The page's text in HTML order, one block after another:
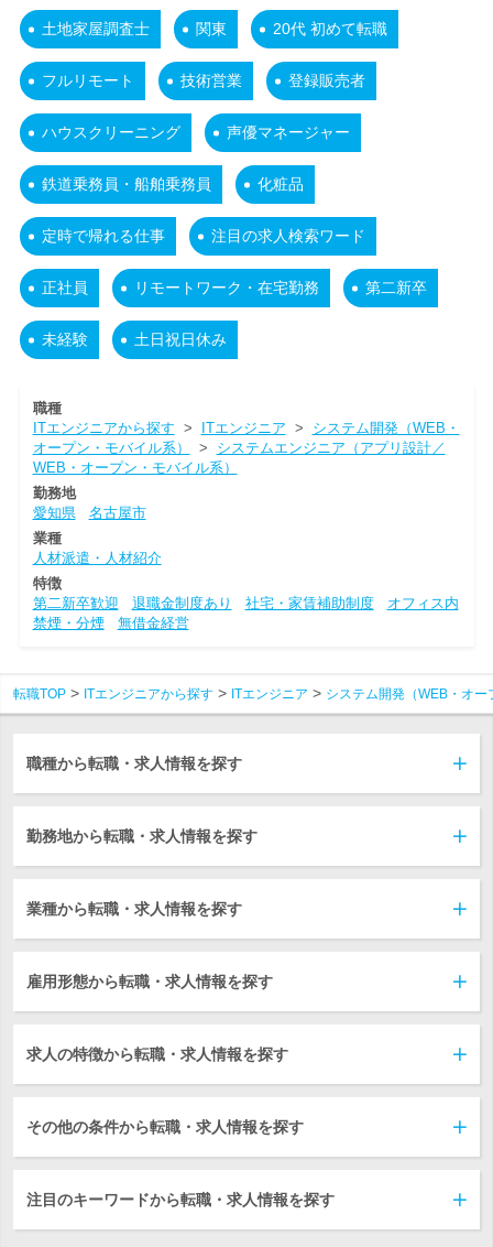
土地家屋調査士 関東 20代 初めて転職
フルリモート 技術営業 登録販売者
ハウスクリーニング 声優マネージャー
鉄道乗務員・船舶乗務員 化粧品
定時で帰れる仕事 注目の求人検索ワード
正社員 リモートワーク・在宅勤務 第二新卒
未経験 土日祝日休み
職種
ITエンジニアから探す > ITエンジニア > システム開発（WEB・
オープン・モバイル系）
> システムエンジニア（アプリ設計／
WEB・オープン・モバイル系）
勤務地
愛知県
名古屋市
業種
人材派遣・人材紹介
特徴
第二新卒歓迎
退職金制度あり 社宅・家賃補助制度
オフィス内
禁煙・分煙
無借金経営
転職TOP ITエンジニアから探す ITエンジニア システム開発（WEB・オ
職種から転職・求人情報を探す
勤務地から転職・求人情報を探す
業種から転職・求人情報を探す
雇用形態から転職・求人情報を探す
求人の特徴から転職・求人情報を探す
その他の条件から転職・求人情報を探す
注目のキーワードから転職・求人情報を探す